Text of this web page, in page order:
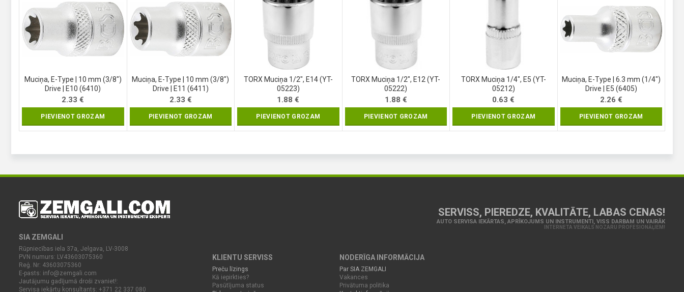
Muciņa, E-Type | 10 mm (3/8″)
Drive | E10 (6410)
2.33€
PIEVIENOT GROZAM
Muciņa, E-Type | 10 mm (3/8″)
Drive | E11 (6411)
2.33 €
PIEVIENOT GROZAM
TORX Muciņa 1/2″, E14 (YT-
05223)
1.88€
PIEVIENOT GROZAM
TORX Muciņa 1/2″, E12 (YT-
05222)
1.88 €
PIEVIENOT GROZAM
TORX Muciņa 1/4″, E5 (YT-
05212)
0.63€
PIEVIENOT GROZAM
Muciņa, E-Type | 6.3 mm (1/4″)
Drive | E5 (6405)
2.26 €
PIEVIENOT GROZAM
SIA ZEMGALI
Rūpniecības iela 37a, Jelgava, LV-3008
PVN numurs: LV43603075360
Reģ. Nr: 43603075360
E-pasts: info@zemgali.com
Jautājumu gadījumā droši zvaniet!:
Servisa iekārtu konsultants: +371 22 337 080
SERVISS, PIEREDZE, KVALITĀTE, LABAS CENAS!
AUTO SERVISA IEKĀRTAS, APRĪKOJUMS UN INSTRUMENTI, VISS DARBAM UN VAIRĀK
INTERNETA VEIKALS NOZARU PROFESIONĀĻIEM!
KLIENTU SERVISS
Preču līzings
Kā iepirkties?
Pasūtījuma status
NODERĪGA INFORMĀCIJA
Par SIA ZEMGALI
Vakances
Privātuma politika